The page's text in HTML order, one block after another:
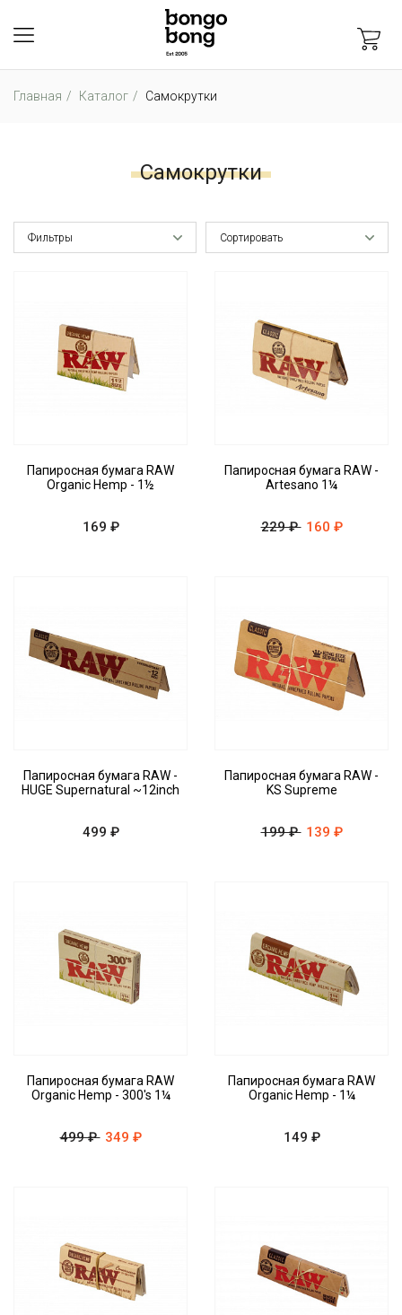
Главная Каталог Самокрутки
Самокрутки
Фильтры Сортировать
Папиросная бумага RAW
Organic Hemp - 1½
169 ₽
Папиросная бумага RAW -
Artesano 1¼
229 ₽ 160 ₽
Папиросная бумага RAW -
HUGE Supernatural ~12inch
499 ₽
Папиросная бумага RAW -
KS Supreme
199 ₽ 139 ₽
Папиросная бумага RAW
Organic Hemp - 300's 1¼
499 ₽ 349 ₽
Папиросная бумага RAW
Organic Hemp - 1¼
149 ₽